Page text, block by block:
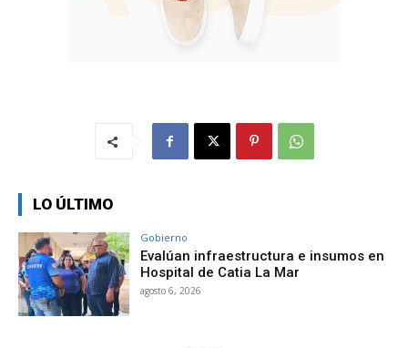
LO ÚLTIMO
Gobierno
Evalúan infraestructura e insumos en
Hospital de Catia La Mar
agosto 6, 2026